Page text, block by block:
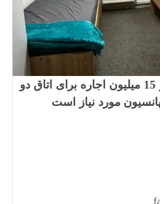
200 میلیون ودیعه و 15 میلیون اجاره برای اتاق دو
مورد نیاز است